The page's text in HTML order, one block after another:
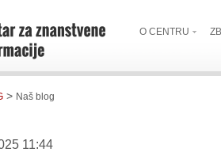
O CENTRU
> Naš blog
11:44